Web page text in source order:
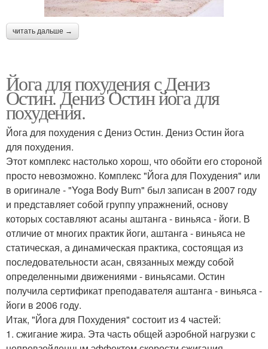
читать дальше →
Йога для похудения с Дениз
Остин. Дениз Остин йога для
похудения.
Йога для похудения с Дениз Остин. Дениз Остин йога
для похудения.
Этот комплекс настолько хорош, что обойти его стороной
просто невозможно. Комплекс "Йога для Похудения" или
в оригинале - "Yoga Body Burn" был записан в 2007 году
и представляет собой группу упражнений, основу
которых составляют асаны аштанга - виньяса - йоги. В
отличие от многих практик йоги, аштанга - виньяса не
статическая, а динамическая практика, состоящая из
последовательности асан, связанных между собой
определенными движениями - виньясами. Остин
получила сертификат преподавателя аштанга - виньяса -
йоги в 2006 году.
Итак, "Йога для Похудения" состоит из 4 частей:
1. сжигание жира. Эта часть общей аэробной нагрузки с